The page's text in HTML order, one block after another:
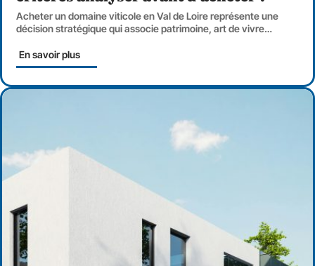
Acheter un domaine viticole en Val de Loire représente une
décision stratégique qui associe patrimoine, art de vivre…
En savoir plus